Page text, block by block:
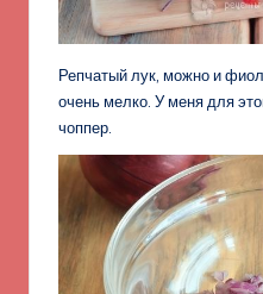
Репчатый лук, можно и
очень мелко. У меня для
чоппер.